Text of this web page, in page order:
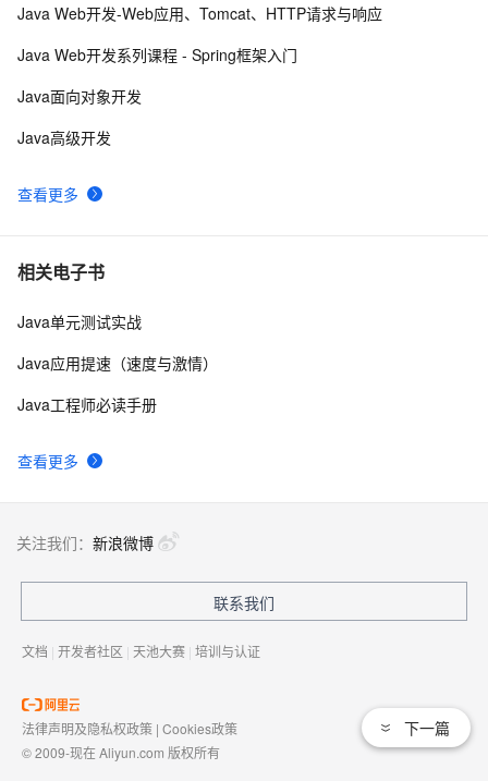
10java 中的多线程   内部类实现 数据共享 和 Runnable实
查看更多
Java Web开发-Web应用、Tomcat、HTTP请求与响应
Java Web开发系列课程 - Spring框架入门
Java面向对象开发
Java高级开发
相关电子书
查看更多
Java单元测试实战
Java应用提速（速度与激情）
Java工程师必读手册
下一篇
关注我们： 新浪微博
联系我们
文档 | 开发者社区 | 天池大赛 | 培训与认证
法律声明及隐私权政策 | Cookies政策
© 2009-现在 Aliyun.com 版权所有